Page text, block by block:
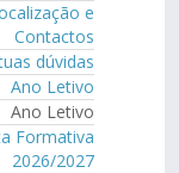
e
Contactos
dúvidas
Ano Letivo
Ano Letivo
Formativa
2026/2027